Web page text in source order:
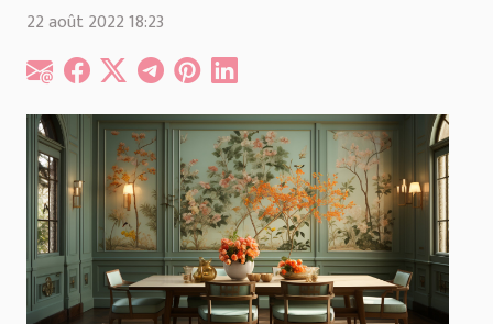
22 août 2022 18:23